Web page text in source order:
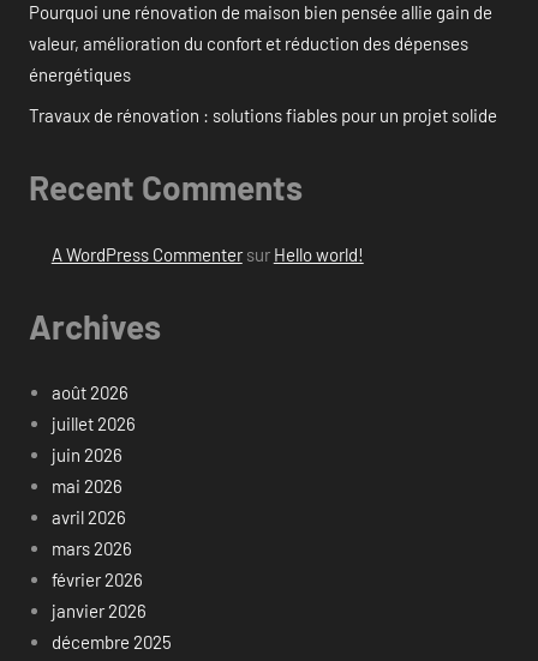
Pourquoi une rénovation de maison bien pensée allie gain de
valeur, amélioration du confort et réduction des dépenses
énergétiques
Travaux de rénovation : solutions fiables pour un projet solide
Recent Comments
A WordPress Commentersur Hello world!
Archives
août 2026
juillet 2026
juin 2026
mai 2026
avril 2026
mars 2026
février 2026
janvier 2026
décembre 2025